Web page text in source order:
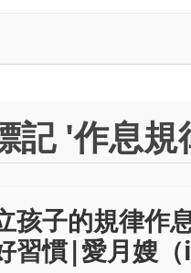
記 '作息規
孩子的規律作
習慣|愛月嫂